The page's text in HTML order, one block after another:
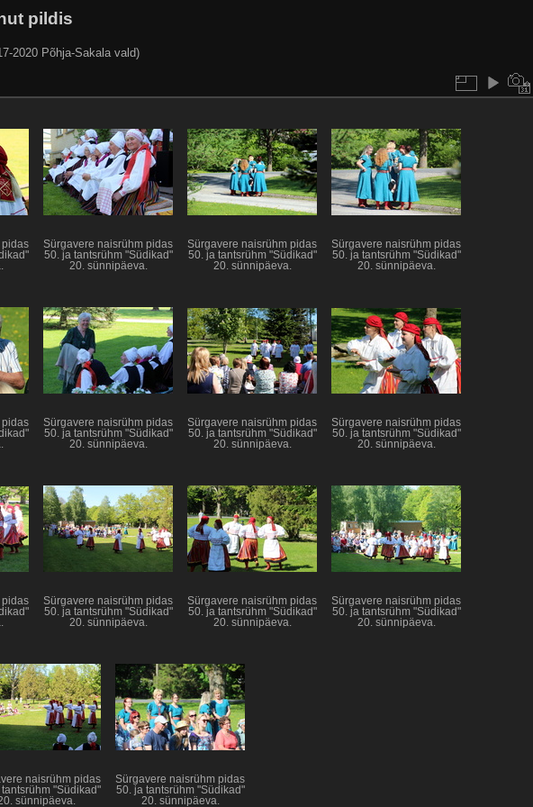
pildis
2020 Põhja-Sakala vald)
pidas
Sürgavere naisrühm pidas
50. ja tantsrühm "Südikad"
20. sünnipäeva.
Sürgavere naisrühm pidas
50. ja tantsrühm "Südikad"
20. sünnipäeva.
Sürgavere naisrühm pidas
50. ja tantsrühm "Südikad"
20. sünnipäeva.
pidas
Sürgavere naisrühm pidas
50. ja tantsrühm "Südikad"
20. sünnipäeva.
Sürgavere naisrühm pidas
50. ja tantsrühm "Südikad"
20. sünnipäeva.
Sürgavere naisrühm pidas
50. ja tantsrühm "Südikad"
20. sünnipäeva.
pidas
Sürgavere naisrühm pidas
50. ja tantsrühm "Südikad"
20. sünnipäeva.
Sürgavere naisrühm pidas
50. ja tantsrühm "Südikad"
20. sünnipäeva.
Sürgavere naisrühm pidas
50. ja tantsrühm "Südikad"
20. sünnipäeva.
naisrühm pidas
"Südikad"
sünnipäeva.
Sürgavere naisrühm pidas
50. ja tantsrühm "Südikad"
20. sünnipäeva.